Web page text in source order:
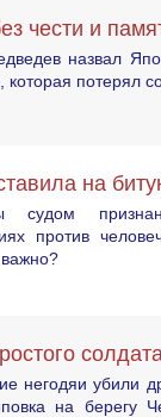
чести и
назвал
которая потерял
на
судом
против
негодяи
на берегу